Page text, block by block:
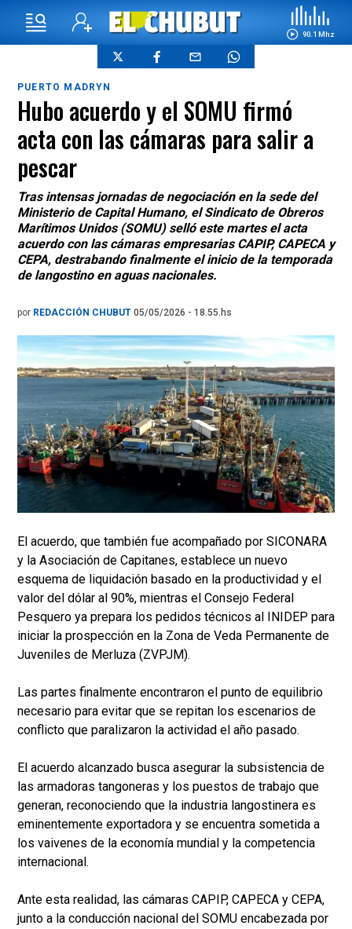
90.1 Mhz
PUERTO MADRYN
Hubo acuerdo y el SOMU firmó
acta con las cámaras para salir a
pescar
Tras intensas jornadas de negociación en la sede del
Ministerio de Capital Humano, el Sindicato de Obreros
Marítimos Unidos (SOMU) selló este martes el acta
acuerdo con las cámaras empresarias CAPIP, CAPECA y
CEPA, destrabando finalmente el inicio de la temporada
de langostino en aguas nacionales.
por REDACCIÓN CHUBUT 05/05/2026 - 18.55.hs
El acuerdo, que también fue acompañado por SICONARA
y la Asociación de Capitanes, establece un nuevo
esquema de liquidación basado en la productividad y el
valor del dólar al 90%, mientras el Consejo Federal
Pesquero ya prepara los pedidos técnicos al INIDEP para
iniciar la prospección en la Zona de Veda Permanente de
Juveniles de Merluza (ZVPJM).
Las partes finalmente encontraron el punto de equilibrio
necesario para evitar que se repitan los escenarios de
conflicto que paralizaron la actividad el año pasado.
El acuerdo alcanzado busca asegurar la subsistencia de
las armadoras tangoneras y los puestos de trabajo que
generan, reconociendo que la industria langostinera es
eminentemente exportadora y se encuentra sometida a
los vaivenes de la economía mundial y la competencia
internacional.
Ante esta realidad, las cámaras CAPIP, CAPECA y CEPA,
junto a la conducción nacional del SOMU encabezada por